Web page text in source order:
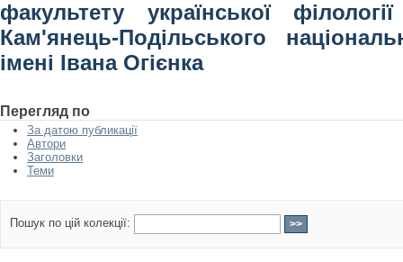
факультету української
Кам'янець-Подільського
імені Івана Огієнка
Перегляд по
За датою публикації
Автори
Заголовки
Теми
Пошук по цій колекції: